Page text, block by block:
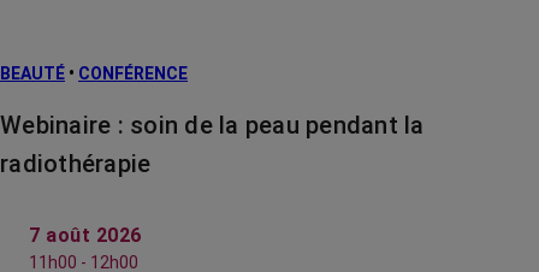
BEAUTÉ • CONFÉRENCE
Webinaire : soin de la peau pendant la
radiothérapie
7 août 2026
11h00 - 12h00